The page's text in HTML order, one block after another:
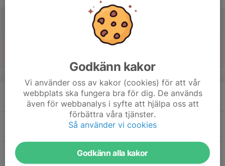
20
Ons
Godkänn kakor
Vi använder oss av kakor (cookies) för att vår
webbplats ska fungera bra för dig. De används
även för webbanalys i syfte att hjälpa oss att
förbättra våra tjänster.
Så använder vi cookies
Godkänn alla kakor